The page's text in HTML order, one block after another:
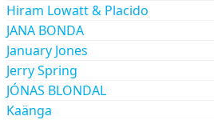
Hiram Lowatt & Placido
JANA BONDA
January Jones
Jerry Spring
JÓNAS BLONDAL
Kaänga